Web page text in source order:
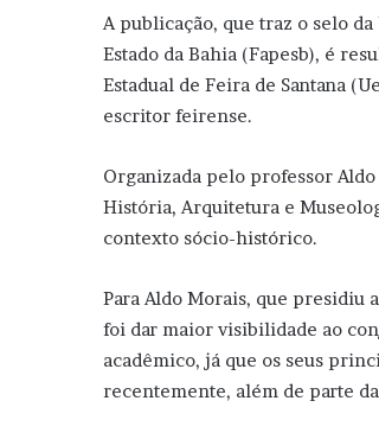
A publicação, que traz o selo
Estado da Bahia (Fapesb), é
Estadual de Feira de Santana
escritor feirense.
Organizada pelo professor
História, Arquitetura e
contexto sócio-histórico.
Para Aldo Morais, que presidiu
foi dar maior visibilidade ao
acadêmico, já que os seus
recentemente, além de parte